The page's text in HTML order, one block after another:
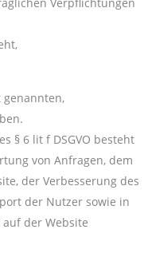
Verpflichtungen
§ 6 lit f DSGVO besteht
von Anfragen, dem
der Verbesserung des
der Nutzer sowie in
der Website